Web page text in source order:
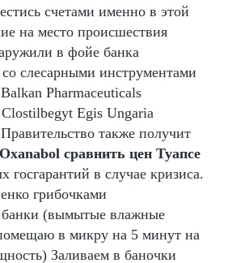
счетами именно в этой
на место происшествия
в фойе банка
слесарными инструментами
Pharmaceuticals
Egis Ungaria
также получит
Oxanabol сравнить цен Туапсе
госгарантий в случае кризиса.
грибочками
банки (вымытые влажные
в микру на 5 минут на
Заливаем в баночки